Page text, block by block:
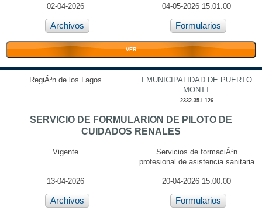
02-04-2026 04-05-2026 15:01:00
Archivos Formularios
VER
RegiÃ³n de los Lagos
I MUNICIPALIDAD DE PUERTO
MONTT
2332-35-L126
SERVICIO DE FORMULARION DE PILOTO DE
CUIDADOS RENALES
Vigente
Servicios de formaciÃ³n
profesional de asistencia sanitaria
13-04-2026 20-04-2026 15:00:00
Archivos Formularios